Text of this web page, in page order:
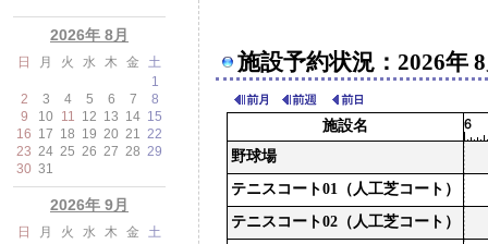
施設予約状況：2026年
施設名
野球場
テニスコート01（人工芝コート）
テニスコート02（人工芝コート）
2026年 8月
日 月 火 水 木 金
土
1
2
3 4 5 6 7
8
9
10 11 12 13 14 15
16 17 18 19 20 21 22
23 24 25 26 27 28 29
30 31
2026年 9月
日 月 火 水 木 金
土